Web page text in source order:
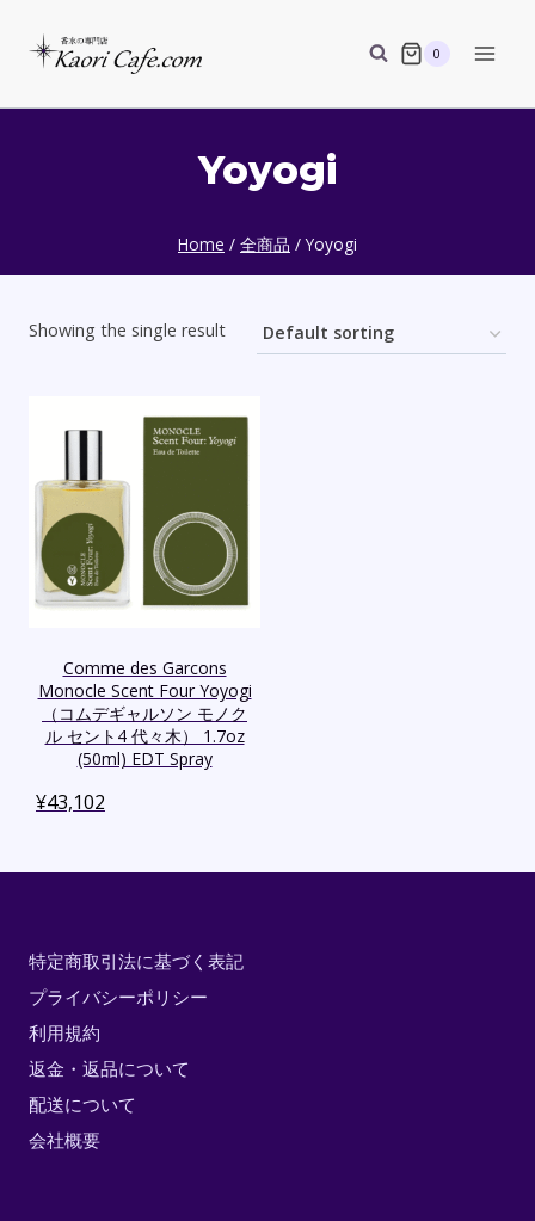
0
Yoyogi
Home / 全商品 / Yoyogi
Showing the single result
Comme des Garcons
Monocle Scent Four Yoyogi
（コムデギャルソン モノク
ル セント4 代々木） 1.7oz
(50ml) EDT Spray
¥43,102
特定商取引法に基づく表記
プライバシーポリシー
利用規約
返金・返品について
配送について
会社概要